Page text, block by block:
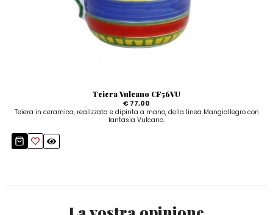
Teiera Vulcano CF56VU
€ 77,00
Teiera in ceramica, realizzata e dipinta a mano, della linea Mangiallegro con
fantasia Vulcano.